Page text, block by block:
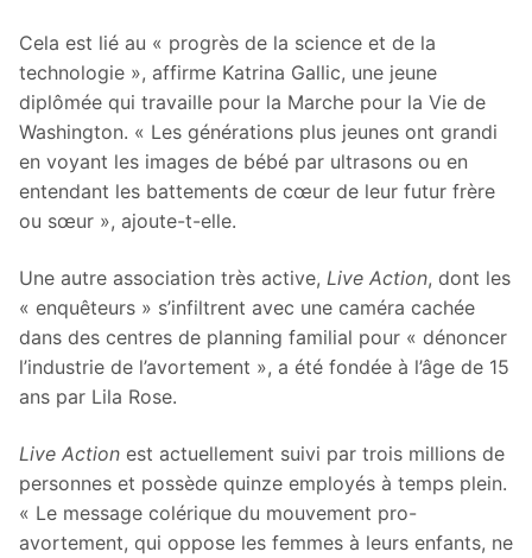
Cela est lié au « progrès de la science et de la
technologie », affirme Katrina Gallic, une jeune
diplômée qui travaille pour la Marche pour la Vie de
Washington. « Les générations plus jeunes ont grandi
en voyant les images de bébé par ultrasons ou en
entendant les battements de cœur de leur futur frère
ou sœur », ajoute-t-elle.
Une autre association très active, Live Action, dont les
« enquêteurs » s’infiltrent avec une caméra cachée
dans des centres de planning familial pour « dénoncer
l’industrie de l’avortement », a été fondée à l’âge de 15
ans par Lila Rose.
Live Action est actuellement suivi par trois millions de
personnes et possède quinze employés à temps plein.
« Le message colérique du mouvement pro-
avortement, qui oppose les femmes à leurs enfants, ne